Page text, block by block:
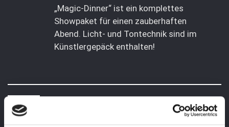
„Magic-Dinner“ ist ein komplettes
Showpaket für einen zauberhaften
Abend. Licht- und Tontechnik sind im
Künstlergepäck enthalten!